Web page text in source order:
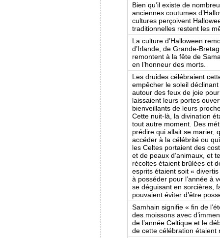
Bien qu’il existe de
anciennes coutumes
cultures perçoivent
traditionnelles restent les
La culture d’Halloween
d’Irlande, de Grande-
remontent à la fête de
en l’honneur des morts.
Les druides célébraient
empêcher le soleil
autour des feux de joie
laissaient leurs portes
bienveillants de leurs
Cette nuit-là, la divination
tout autre moment. Des
prédire qui allait se marier,
accéder à la célébrité ou
les Celtes portaient des
et de peaux d’animaux, et
récoltes étaient brûlées et
esprits étaient soit «
à posséder pour l’année à
se déguisant en sorcières,
pouvaient éviter d’être
Samhain signifie « fin de
des moissons avec
de l’année Celtique et le
de cette célébration étaient